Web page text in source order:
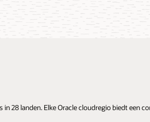
28 landen. Elke Oracle cloudregio biedt een